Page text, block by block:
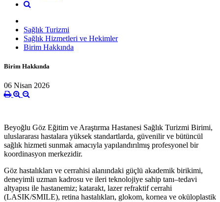
Sağlık Turizmi
Sağlık Hizmetleri ve Hekimler
Birim Hakkında
Birim Hakkında
06 Nisan 2026
Beyoğlu Göz Eğitim ve Araştırma Hastanesi Sağlık Turizmi Birimi,
uluslararası hastalara yüksek standartlarda, güvenilir ve bütüncül
sağlık hizmeti sunmak amacıyla yapılandırılmış profesyonel bir
koordinasyon merkezidir.
Göz hastalıkları ve cerrahisi alanındaki güçlü akademik birikimi,
deneyimli uzman kadrosu ve ileri teknolojiye sahip tanı–tedavi
altyapısı ile hastanemiz; katarakt, lazer refraktif cerrahi
(LASIK/SMILE), retina hastalıkları, glokom, kornea ve oküloplastik